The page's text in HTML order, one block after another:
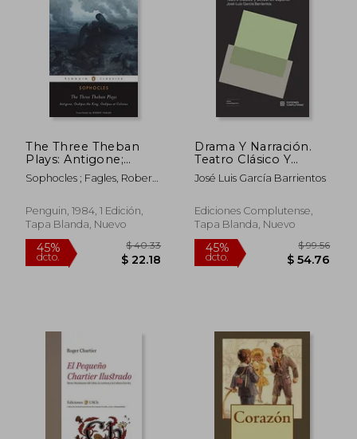
45%
dcto. $ 77.14 dcto.
The Three Theban
Plays: Antigone;
Oedipus the King;
Oedipus at Colonus
Sophocles ; Fagles, Robert ;
Penguin, 1984, 1 Edición,
Tapa Blanda, Nuevo
Drama Y Narración.
Teatro Clásico Y
Actual En Español
[Próxima Aparición]
José Luis García Barrientos
Ediciones Complutense,
Tapa Blanda, Nuevo